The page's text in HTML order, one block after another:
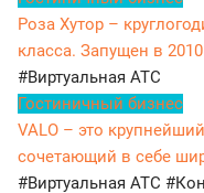
Роза Хутор –
класса. Запущен в 2010
#Виртуальная АТС
Гостиничный бизнес
VALO – это
сочетающий в себе
#Виртуальная АТС